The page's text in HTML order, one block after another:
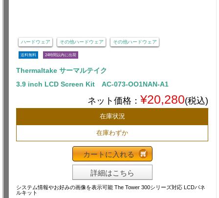
ハードウェア その他ハードウェア その他ハードウェア
送料無料 24時間以内に出荷
Thermaltake サーマルテイク
3.9 inch LCD Screen Kit AC-073-OO1NAN-A1
ネット価格： ¥20,280(税込)
在庫状況
在庫わずか
カートに入れる
詳細はこちら
システム情報やお好みの画像を表示可能 The Tower 300シリーズ対応 LCDパネ
ルキット